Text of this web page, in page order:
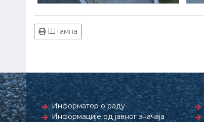
Штампа
Информатор о раду
Информације од јавног значаја